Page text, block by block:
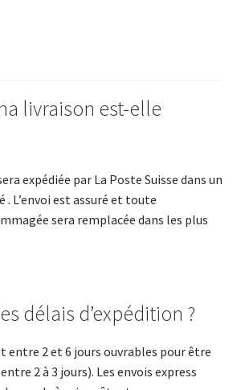
livraison est-elle
expédiée par La Poste Suisse dans un
. L’envoi est assuré et toute
sera remplacée dans les plus
délais d’expédition ?
entre 2 et 6 jours ouvrables pour être
2 à 3 jours). Les envois express